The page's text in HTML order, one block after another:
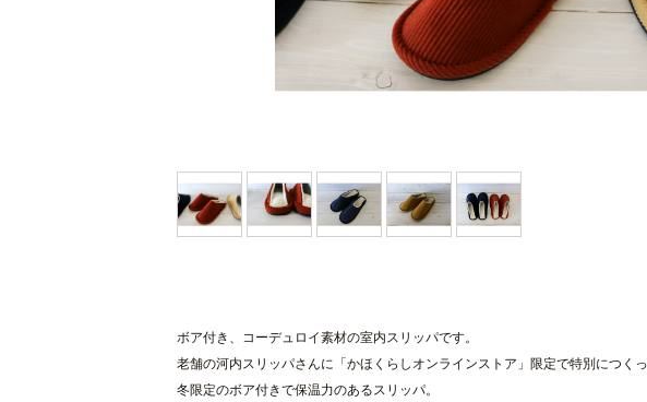
ボア付き、コーデュロイ素材の室内スリッパです。
老舗の河内スリッパさんに「かほくらしオンラインストア」限定で特別につくっ
冬限定のボア付きで保温力のあるスリッパ。